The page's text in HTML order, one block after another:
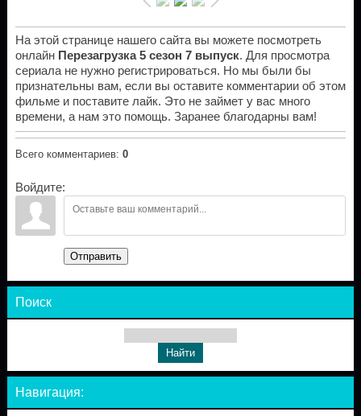
На этой странице нашего сайта вы можете посмотреть
онлайн Перезагрузка 5 сезон 7 выпуск. Для просмотра
сериала не нужно регистрироваться. Но мы были бы
признательны вам, если вы оставите комментарии об этом
фильме и поставите лайк. Это не займет у вас много
времени, а нам это помощь. Заранее благодарны вам!
Всего комментариев: 0
Войдите:
Отправить
Поиск
Навигация: